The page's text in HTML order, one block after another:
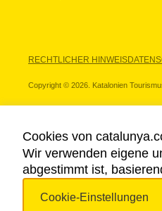
RECHTLICHER HINWEIS
Copyright © 2026. Katalonien
UNSERE PARTNER
Cookies von
Wir verwenden eigene
abgestimmt ist,
Cookie-Einstellungen